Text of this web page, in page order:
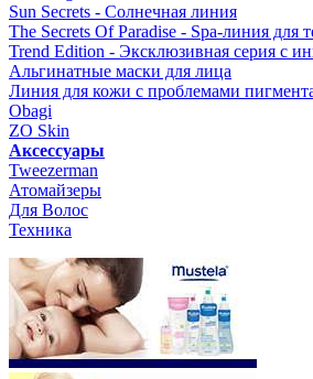
Sun Secrets - Солнечная линия
The Secrets Of Paradise - Spa-линия для
Trend Edition - Эксклюзивная серия с
Альгинатные маски для лица
Линия для кожи с проблемами
Obagi
ZO Skin
Aксессуары
Tweezerman
Атомайзеры
Для Волос
Техника